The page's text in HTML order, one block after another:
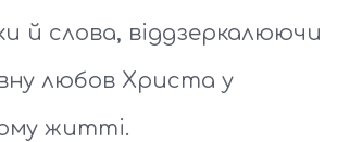
й слова, віддзеркалюючи
любов Христа у
житті.